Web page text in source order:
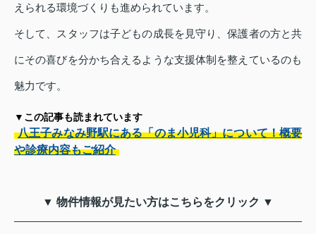
えられる環境づくりも進められています。
そして、スタッフは子どもの成長を見守り、保護者の方と共
にその喜びを分かち合えるような支援体制を整えているのも
魅力です。
▼この記事も読まれています
八王子みなみ野駅にある「のま小児科」について！概要
や診療内容もご紹介
▼ 物件情報が見たい方はこちらをクリック ▼